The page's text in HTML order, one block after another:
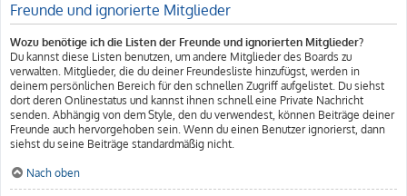
Freunde und ignorierte Mitglieder
Wozu benötige ich die Listen der Freunde und ignorierten Mitglieder?
Du kannst diese Listen benutzen, um andere Mitglieder des Boards zu
verwalten. Mitglieder, die du deiner Freundesliste hinzufügst, werden in
deinem persönlichen Bereich für den schnellen Zugriff aufgelistet. Du siehst
dort deren Onlinestatus und kannst ihnen schnell eine Private Nachricht
senden. Abhängig von dem Style, den du verwendest, können Beiträge deiner
Freunde auch hervorgehoben sein. Wenn du einen Benutzer ignorierst, dann
siehst du seine Beiträge standardmäßig nicht.
Nach oben